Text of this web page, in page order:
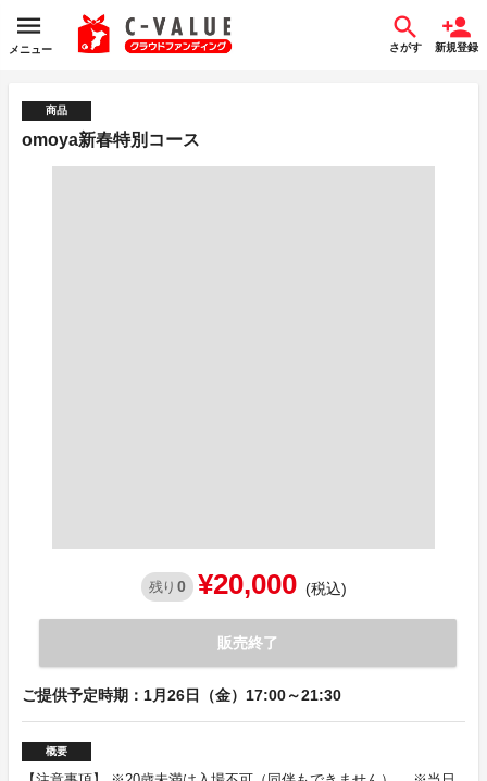
メニュー さがす 新規登録
商品
omoya新春特別コース
残り 0 ¥20,000 (税込)
販売終了
ご提供予定時期：1月26日（金）17:00～21:30
概要